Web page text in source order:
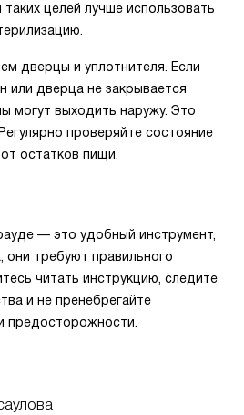
целей лучше использовать
дверцы и уплотнителя. Если
или дверца не закрывается
могут выходить наружу. Это
проверяйте состояние
остатков пищи.
— это удобный инструмент,
они требуют правильного
читать инструкцию, следите
и не пренебрегайте
предосторожности.